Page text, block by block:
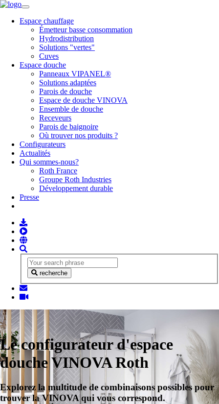
Espace chauffage
Émetteur basse consommation
Hydrodistribution
Solutions "vertes"
Cuves
Espace douche
Panneaux VIPANEL®
Solutions adaptées
Parois de douche
Espace de douche VINOVA
Ensemble de douche
Receveurs
Parois de baignoire
Où trouver nos produits ?
Configurateurs
Actualités
Qui sommes-nous?
Roth France
Groupe Roth Industries
Développement durable
Presse
recherche
Le configurateur d'espace
douche VINOVA Roth
Explorez la multitude de combinaisons possibles pour
trouver la VINOVA qui vous correspond.